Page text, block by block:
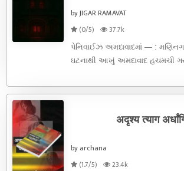
by JIGAR RAMAVAT
(0/5)
37.7k
પેનિવાઈઝ અમદાવાદમાં — :
ઘટનાથી આખું અમદાવાદ હચમચી
अदृश्य त्याग
by archana
(1.7/5)
23.4k